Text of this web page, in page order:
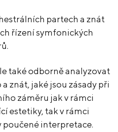
partech a znát
řízení symfonických
také odborně analyzovat
znát, jaké jsou zásady při
záměru jak v rámci
estetiky, tak v rámci
interpretace.